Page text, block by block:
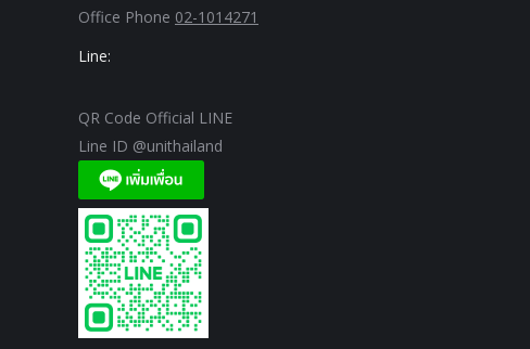
Office Phone 02-1014271
Line:
QR Code Official LINE
Line ID @unithailand